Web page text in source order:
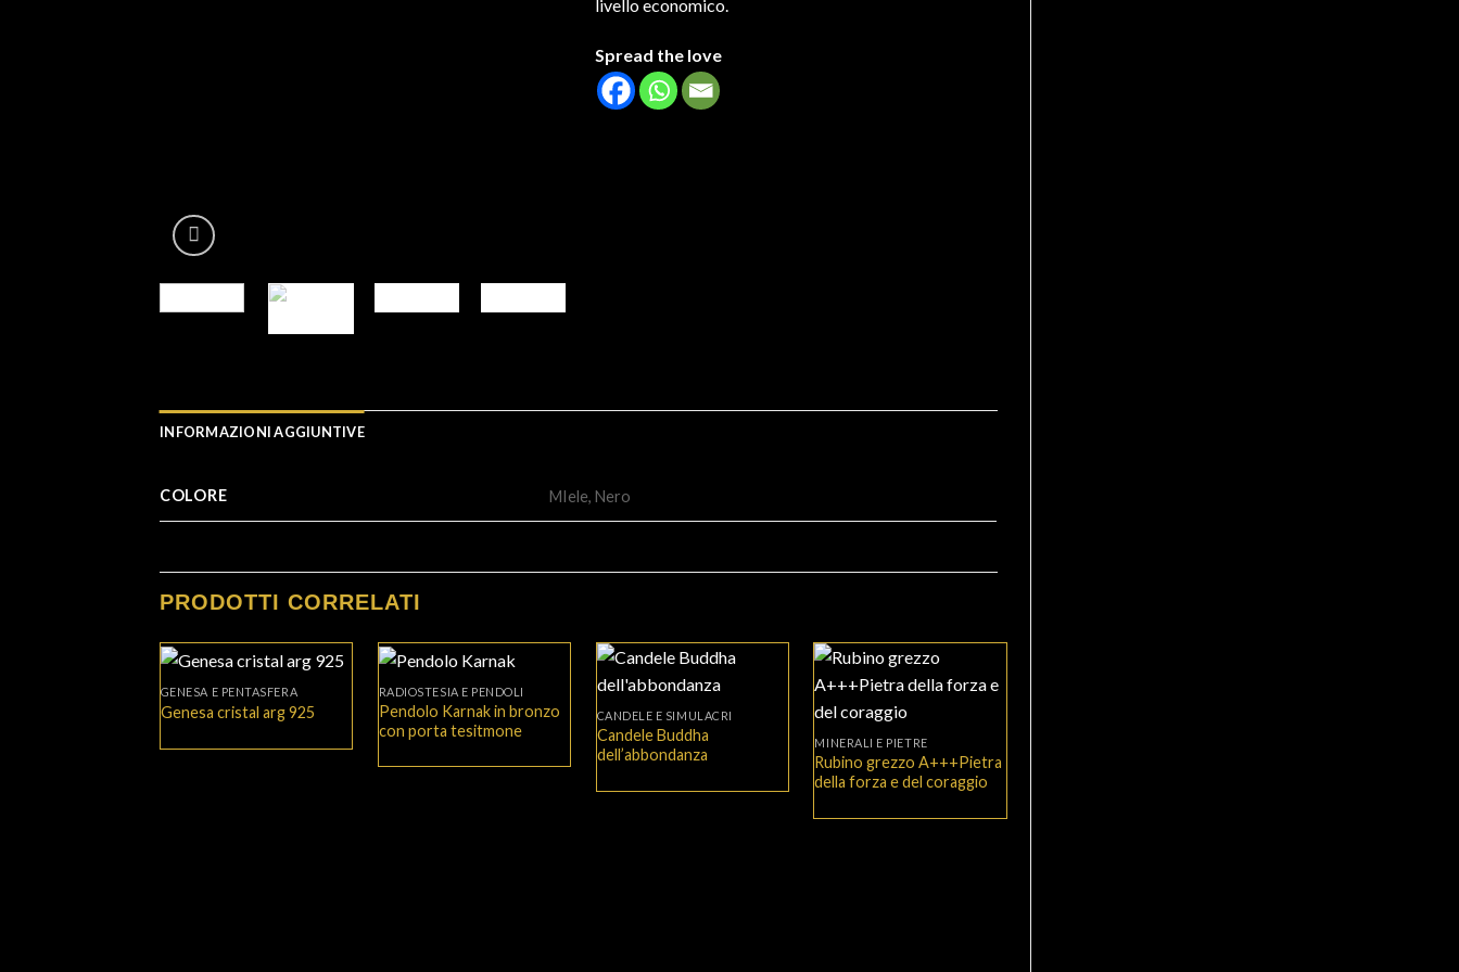
livello economico.
Spread the love
INFORMAZIONI AGGIUNTIVE
COLORE MIele, Nero
PRODOTTI CORRELATI
+
GENESA E PENTASFERA
Genesa cristal arg 925
+
RADIOSTESIA E PENDOLI
Pendolo Karnak in bronzo
con porta tesitmone
+
CANDELE E SIMULACRI
Candele Buddha
dell’abbondanza
MINERALI E PIETRE
Rubino grezzo A+++Pietra
della forza e del coraggio